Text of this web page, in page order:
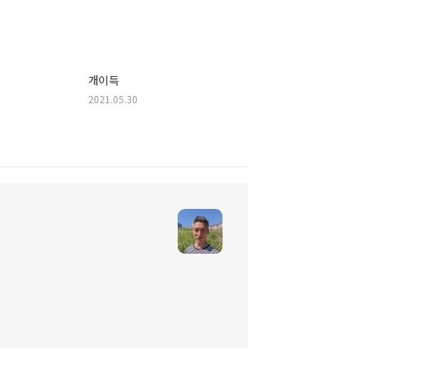
개이득
2021.05.30